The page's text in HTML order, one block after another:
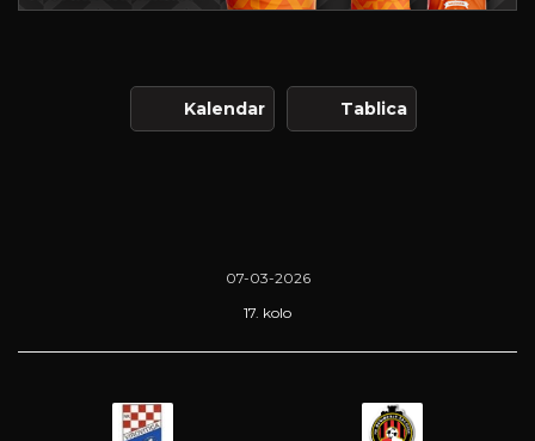
Kalendar Tablica
07-03-2026
17. kolo